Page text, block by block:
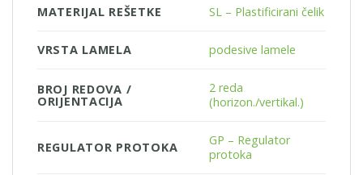
MATERIJAL REŠETKE SL – Plastificirani čelik
VRSTA LAMELA podesive lamele
BROJ REDOVA /
ORIJENTACIJA
2 reda
(horizon./vertikal.)
REGULATOR PROTOKA
GP – Regulator
protoka